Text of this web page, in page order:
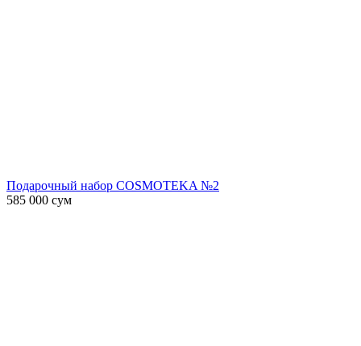
Подарочный набор COSMOTEKA №2
585 000 сум